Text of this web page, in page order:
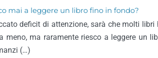
mai a leggere un libro fino in fondo?
deficit di attenzione, sarà che molti
meno, ma raramente riesco a leggere un
(…)